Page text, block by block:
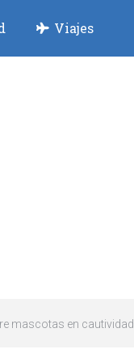
Viajes
mascotas en cautividad